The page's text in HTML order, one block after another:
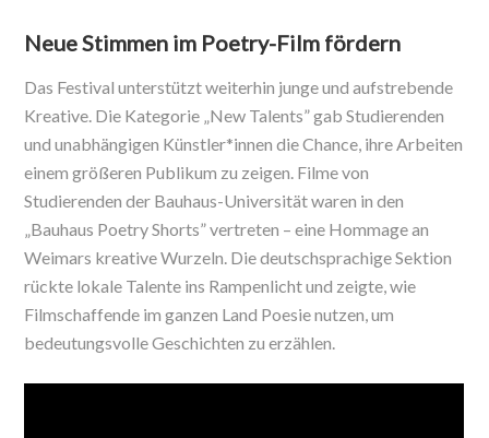
Neue Stimmen im Poetry-Film fördern
Das Festival unterstützt weiterhin junge und aufstrebende
Kreative. Die Kategorie „New Talents” gab Studierenden
und unabhängigen Künstler*innen die Chance, ihre Arbeiten
einem größeren Publikum zu zeigen. Filme von
Studierenden der Bauhaus-Universität waren in den
„Bauhaus Poetry Shorts” vertreten – eine Hommage an
Weimars kreative Wurzeln. Die deutschsprachige Sektion
rückte lokale Talente ins Rampenlicht und zeigte, wie
Filmschaffende im ganzen Land Poesie nutzen, um
bedeutungsvolle Geschichten zu erzählen.